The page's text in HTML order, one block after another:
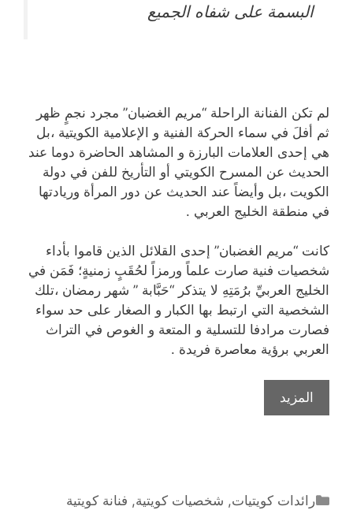
البسمة على شفاه الجميع
لم تكن الفنانة الراحلة “مريم الغضبان” مجرد نجمٍ ظهر
ثم أفلَ في سماء الحركة الفنية و الإعلامية الكويتية ،بل
هي إحدى العلامات البارزة و المشاهد الحاضرة دوما عند
الحديث عن المسرح الكويتي أو التأريخ للفن في دولة
الكويت ،بل وأيضاً عند الحديث عن دور المرأة وريادتها
في منطقة الخليج العربي .
كانت “مريم الغضبان” إحدى القلائل الذين قاموا بأداء
شخصيات فنية صارت علماً ورمزاً لحُقَبٍ زمنيةٍ؛ فَمَن في
الخليج العربيِّ برُمَتِهِ لا يتذكر “حَبَّابة ” شهر رمضان ،تلك
الشخصية التي ارتبط بها الكبار و الصغار على حد سواء
فصارت مرادفا للتسلية و المتعة و الغوص في التراث
العربي برؤية معاصرة فريدة .
المزيد
الشعب
الغضبانالتصنيفات
رائدات كويتيات, شخصيات كويتية, فنانة كويتية